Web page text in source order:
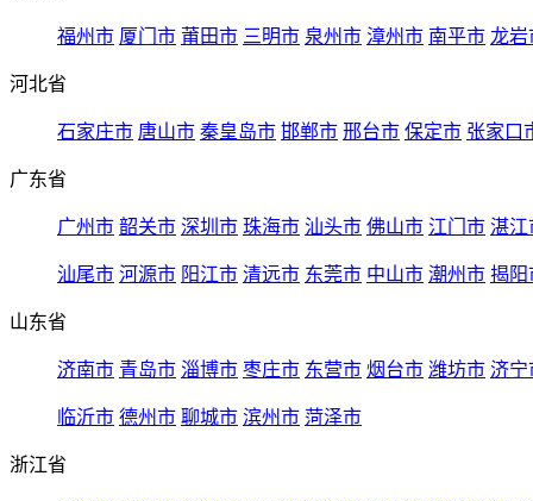
福州市 厦门市 莆田市 三明市 泉州市 漳州市 南平市 龙岩
河北省
石家庄市 唐山市 秦皇岛市 邯郸市 邢台市 保定市 张家口
广东省
广州市 韶关市 深圳市 珠海市 汕头市 佛山市 江门市 湛江
汕尾市 河源市 阳江市 清远市 东莞市 中山市 潮州市 揭阳
山东省
济南市 青岛市 淄博市 枣庄市 东营市 烟台市 潍坊市 济宁
临沂市 德州市 聊城市 滨州市 菏泽市
浙江省